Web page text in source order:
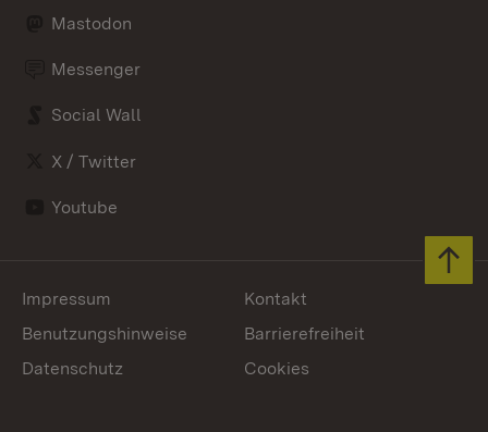
Mastodon
Messenger
Social Wall
X / Twitter
Youtube
Impressum
Kontakt
Benutzungshinweise
Barrierefreiheit
Datenschutz
Cookies